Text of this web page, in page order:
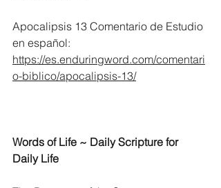
Apocalipsis 13 Comentario de Estudio
en español:
https://es.enduringword.com/comentari
o-biblico/apocalipsis-13/
Words of Life ~ Daily Scripture for
Daily Life